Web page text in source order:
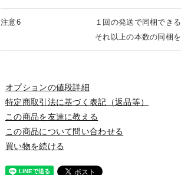
注意6
１回の発送で同梱でき
それ以上の本数の同梱
オプションの値段詳細
特定商取引法に基づく表記（返品等）
この商品を友達に教える
この商品について問い合わせる
買い物を続ける